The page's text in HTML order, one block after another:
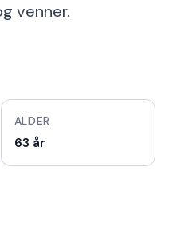
venner.
ALDER
63 år